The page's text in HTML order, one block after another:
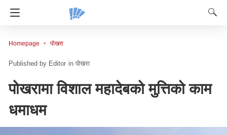
Homepage पोखरा
Editor in पोखरा
पोखरामा विशाल महादेबको मुत्तिको काम
धमाधम